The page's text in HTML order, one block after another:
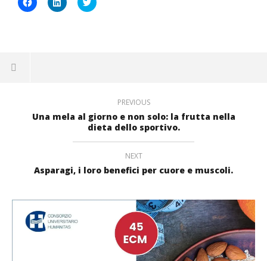
clic clic to
PREVIOUS
Una mela al giorno e non solo: la frutta nella
dieta dello sportivo.
NEXT
Asparagi, i loro benefici per cuore e muscoli.